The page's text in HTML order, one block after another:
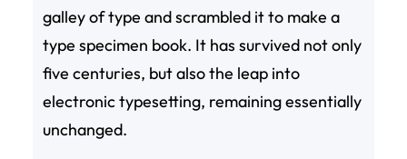
galley of type and scrambled it to make a
type specimen book. It has survived not only
five centuries, but also the leap into
electronic typesetting, remaining essentially
unchanged.